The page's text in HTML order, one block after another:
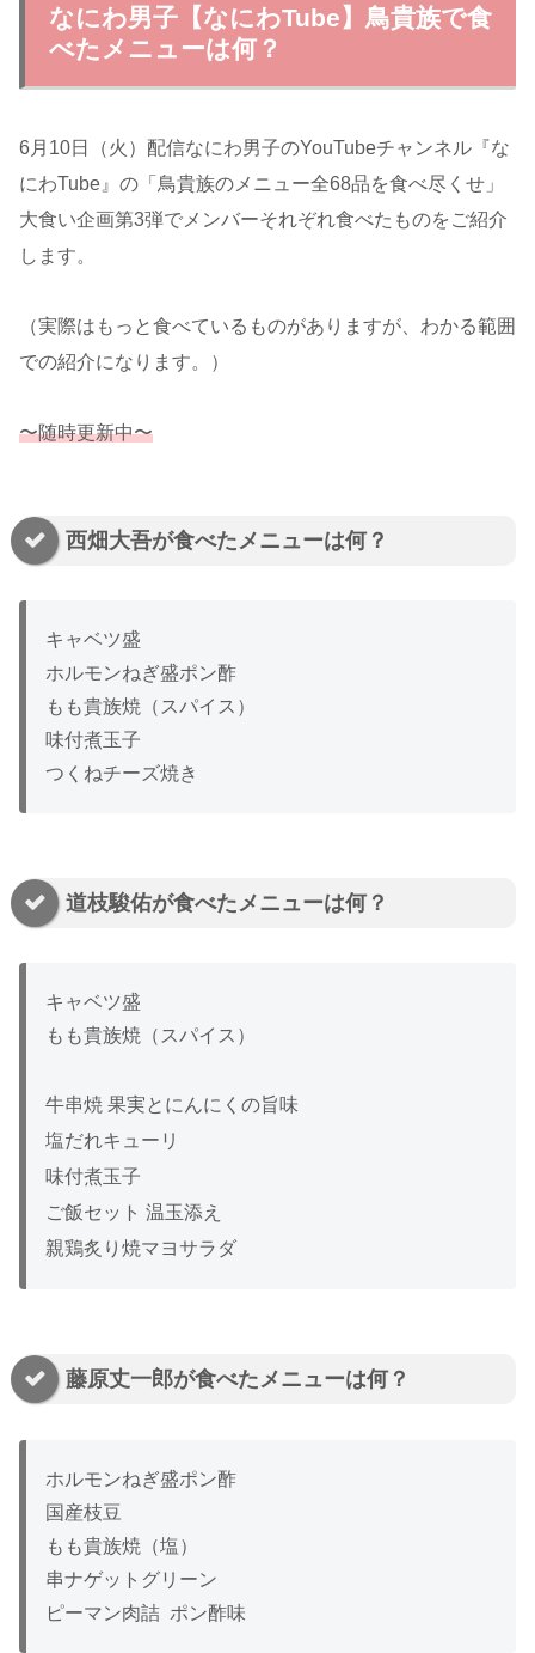
なにわ男子【なにわTube】鳥貴族で食
べたメニューは何？
6月10日（火）配信なにわ男子のYouTubeチャンネル『な
にわTube』の「鳥貴族のメニュー全68品を食べ尽くせ」
大食い企画第3弾でメンバーそれぞれ食べたものをご紹介
します。
（実際はもっと食べているものがありますが、わかる範囲
での紹介になります。）
〜随時更新中〜
西畑大吾が食べたメニューは何？
キャベツ盛
ホルモンねぎ盛ポン酢
もも貴族焼（スパイス）
味付煮玉子
つくねチーズ焼き
道枝駿佑が食べたメニューは何？
キャベツ盛
もも貴族焼（スパイス）
牛串焼 果実とにんにくの旨味
塩だれキューリ
味付煮玉子
ご飯セット 温玉添え
親鶏炙り焼マヨサラダ
藤原丈一郎が食べたメニューは何？
ホルモンねぎ盛ポン酢
国産枝豆
もも貴族焼（塩）
串ナゲットグリーン
ピーマン肉詰 ポン酢味